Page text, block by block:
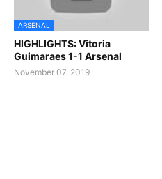
ARSENAL
HIGHLIGHTS: Vitoria
Guimaraes 1-1 Arsenal
November 07, 2019